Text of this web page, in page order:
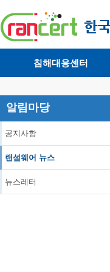
침해대응센터
· 침해피해신고
· 개인정보취급방침
알림마당
공지사항
랜섬웨어 뉴스
뉴스레터